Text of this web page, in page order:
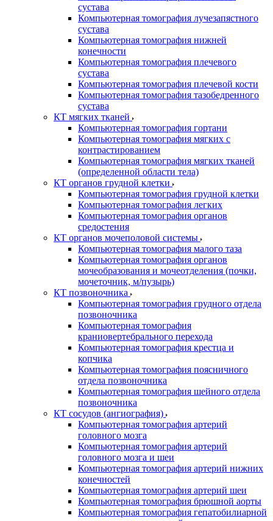
сустава
Компьютерная томография лучезапястного
сустава
Компьютерная томография нижней
конечности
Компьютерная томография плечевого
сустава
Компьютерная томография плечевой кости
Компьютерная томография тазобедренного
сустава
КТ мягких тканей
Компьютерная томография гортани
Компьютерная томография мягких с
контрастированием
Компьютерная томография мягких тканей
(определенной области тела)
КТ органов грудной клетки
Компьютерная томография грудной клетки
Компьютерная томография легких
Компьютерная томография органов
средостения
КТ органов мочеполовой системы
Компьютерная томография малого таза
Компьютерная томография органов
мочеобразования и мочеотделения (почки,
мочеточник, м/пузырь)
КТ позвоночника
Компьютерная томография грудного отдела
позвоночника
Компьютерная томография
краниовертебрального перехода
Компьютерная томография крестца и
копчика
Компьютерная томография поясничного
отдела позвоночника
Компьютерная томография шейного отдела
позвоночника
КТ сосудов (ангиография)
Компьютерная томография артерий
головного мозга
Компьютерная томография артерий
головного мозга и шеи
Компьютерная томография артерий нижних
конечностей
Компьютерная томография артерий шеи
Компьютерная томография брюшной аорты
Компьютерная томография гепатобилиарной